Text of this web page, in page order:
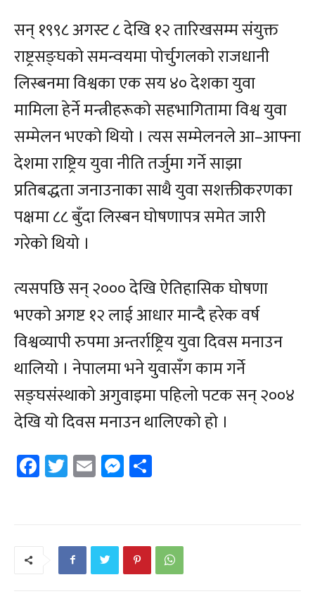
सन् १९९८ अगस्ट ८ देखि १२ तारिखसम्म संयुक्त
राष्ट्रसङ्घको समन्वयमा पोर्चुगलको राजधानी
लिस्बनमा विश्वका एक सय ४० देशका युवा
मामिला हेर्ने मन्त्रीहरूको सहभागितामा विश्व युवा
सम्मेलन भएको थियो । त्यस सम्मेलनले आ–आफ्ना
देशमा राष्ट्रिय युवा नीति तर्जुमा गर्ने साझा
प्रतिबद्धता जनाउनाका साथै युवा सशक्तीकरणका
पक्षमा ८८ बुँदा लिस्बन घोषणापत्र समेत जारी
गरेको थियो ।
त्यसपछि सन् २००० देखि ऐतिहासिक घोषणा
भएको अगष्ट १२ लाई आधार मान्दै हरेक वर्ष
विश्वव्यापी रुपमा अन्तर्राष्ट्रिय युवा दिवस मनाउन
थालियो । नेपालमा भने युवासँग काम गर्ने
सङ्घसंस्थाको अगुवाइमा पहिलो पटक सन् २००४
देखि यो दिवस मनाउन थालिएको हो ।
Facebook
Twitter
EmailMessenger